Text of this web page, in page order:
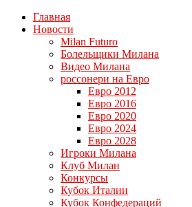
Главная
Новости
Milan Futuro
Болельщики Милана
Видео Милана
россонери на Евро
Евро 2012
Евро 2016
Евро 2020
Евро 2024
Евро 2028
Игроки Милана
Клуб Милан
Конкурсы
Кубок Италии
Кубок Конфедераций